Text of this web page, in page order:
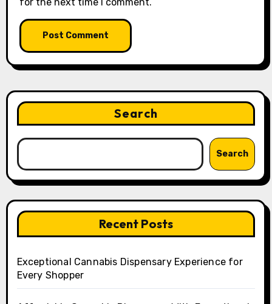
Search
Search
Recent Posts
Exceptional Cannabis Dispensary Experience for
Every Shopper